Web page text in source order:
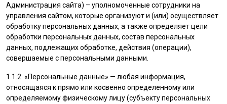
Администрация сайта) – уполномоченные сотрудники на
управления сайтом, которые организуют и (или) осуществляет
обработку персональных данных, а также определяет цели
обработки персональных данных, состав персональных
данных, подлежащих обработке, действия (операции),
совершаемые с персональными данными.
1.1.2. «Персональные данные» — любая информация,
относящаяся к прямо или косвенно определенному или
определяемому физическому лицу (субъекту персональных